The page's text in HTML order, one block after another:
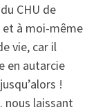
CHU de
et à moi-même
vie, car il
en autarcie
!
nous laissant